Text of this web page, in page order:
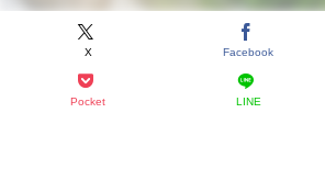
X Facebook
Pocket LINE